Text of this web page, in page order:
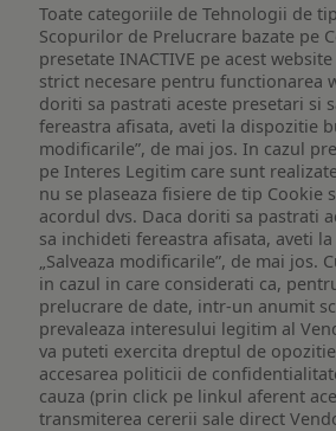
Toate categoriile de Tehnologii de
Scopurilor de Prelucrare bazate pe
presetate INACTIVE pe acest
strict necesare pentru functionarea
doriti sa pastrati aceste presetari si
fereastra afisata, aveti la dispozitie
modificarile”, de mai jos. In cazul
pe Interes Legitim care sunt
nu se plaseaza fisiere de tip Cookie
acordul dvs. Daca doriti sa pastrati
sa inchideti fereastra afisata, aveti
„Salveaza modificarile”, de mai jos.
in cazul in care considerati ca,
prelucrare de date, intr-un anumit
prevaleaza interesului legitim al
va puteti exercita dreptul de
accesarea politicii de
cauza (prin click pe linkul aferent
transmiterea cererii sale direct